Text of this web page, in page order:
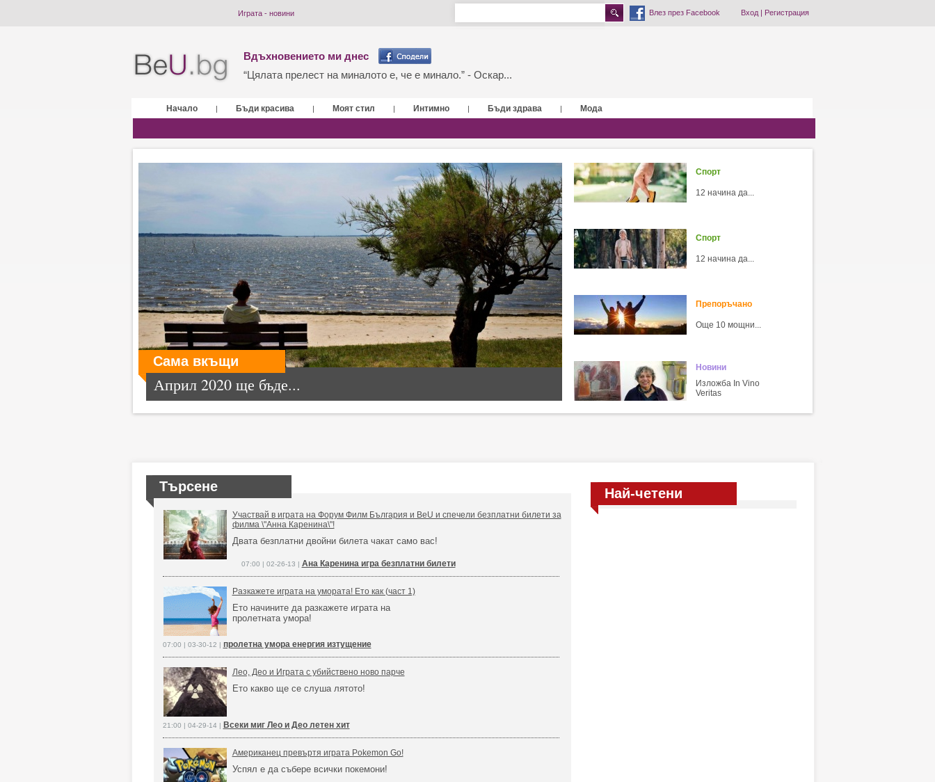
Играта - новини Влез през Facebook Вход| Регистрация
Вдъхновението ми днес
“Цялата прелест на миналото е, че е минало.” - Оскар...
Начало | Бъди красива | Моят стил | Интимно | Бъди здрава | Мода
Сама вкъщи
Април 2020 ще бъде...
Спорт
12 начина да...
Спорт
12 начина да...
Препоръчано
Още 10 мощни...
Новини
Изложба In Vino
Veritas
Търсене
Участвай в играта на Форум Филм България и BeU и спечели безплатни билети за
филма \"Анна Каренина\"!
Двата безплатни двойни билета чакат само вас!
07:00 | 02-26-13 | Ана Каренина игра безплатни билети
Разкажете играта на умората! Ето как (част 1)
Ето начините да разкажете играта на
пролетната умора!
07:00 | 03-30-12 | пролетна умора енергия изтущение
Лео, Део и Играта с убийствено ново парче
Ето какво ще се слуша лятото!
21:00 | 04-29-14 | Всеки миг Лео и Део летен хит
Американец превъртя играта Pokemon Go!
Успял е да събере всички покемони!
Най-четени